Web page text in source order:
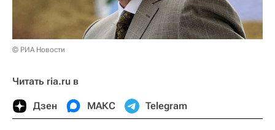
© РИА Новости
Читать ria.ru в
Дзен МАКС Telegram